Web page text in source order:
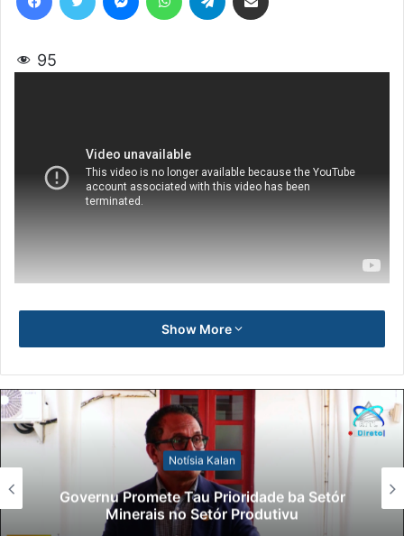
95
Show More
Notísia Kalan
Governu Promete Tau Prioridade ba Setór
Minerais no Setór Produtivu